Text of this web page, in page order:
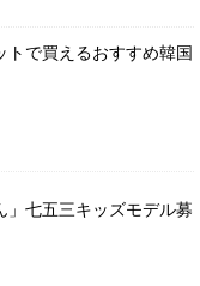
で買えるおすすめ韓国
」七五三キッズモデル募